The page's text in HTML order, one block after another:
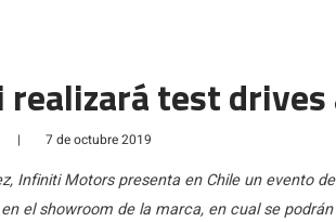
test
| 7 de octubre 2019
Infiniti Motors presenta en Chile un evento
el showroom de la marca, en cual se